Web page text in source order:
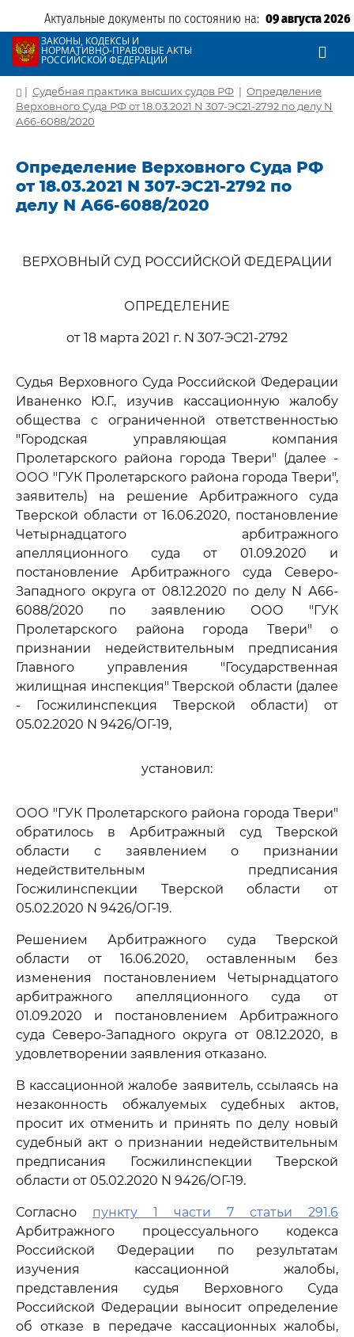
Актуальные документы по состоянию на: 09 августа 2026
ЗАКОНЫ, КОДЕКСЫ И
НОРМАТИВНО-ПРАВОВЫЕ АКТЫ
РОССИЙСКОЙ ФЕДЕРАЦИИ
| Судебная практика высших судов РФ | Определение
Верховного Суда РФ от 18.03.2021 N 307-ЭС21-2792 по делу N
А66-6088/2020
Определение Верховного Суда РФ
от 18.03.2021 N 307-ЭС21-2792 по
делу N А66-6088/2020
ВЕРХОВНЫЙ СУД РОССИЙСКОЙ ФЕДЕРАЦИИ
ОПРЕДЕЛЕНИЕ
от 18 марта 2021 г. N 307-ЭС21-2792
Судья Верховного Суда Российской Федерации
Иваненко Ю.Г., изучив кассационную жалобу
общества с ограниченной ответственностью
"Городская управляющая компания
Пролетарского района города Твери" (далее -
ООО "ГУК Пролетарского района города Твери",
заявитель) на решение Арбитражного суда
Тверской области от 16.06.2020, постановление
Четырнадцатого арбитражного
апелляционного суда от 01.09.2020 и
постановление Арбитражного суда Северо-
Западного округа от 08.12.2020 по делу N А66-
6088/2020 по заявлению ООО "ГУК
Пролетарского района города Твери" о
признании недействительным предписания
Главного управления "Государственная
жилищная инспекция" Тверской области (далее
- Госжилинспекция Тверской области) от
05.02.2020 N 9426/ОГ-19,
установил:
ООО "ГУК Пролетарского района города Твери"
обратилось в Арбитражный суд Тверской
области с заявлением о признании
недействительным предписания
Госжилинспекции Тверской области от
05.02.2020 N 9426/ОГ-19.
Решением Арбитражного суда Тверской
области от 16.06.2020, оставленным без
изменения постановлением Четырнадцатого
арбитражного апелляционного суда от
01.09.2020 и постановлением Арбитражного
суда Северо-Западного округа от 08.12.2020, в
удовлетворении заявления отказано.
В кассационной жалобе заявитель, ссылаясь на
незаконность обжалуемых судебных актов,
просит их отменить и принять по делу новый
судебный акт о признании недействительным
предписания Госжилинспекции Тверской
области от 05.02.2020 N 9426/ОГ-19.
Согласно пункту 1 части 7 статьи 291.6
Арбитражного процессуального кодекса
Российской Федерации по результатам
изучения кассационной жалобы,
представления судья Верховного Суда
Российской Федерации выносит определение
об отказе в передаче кассационных жалобы,